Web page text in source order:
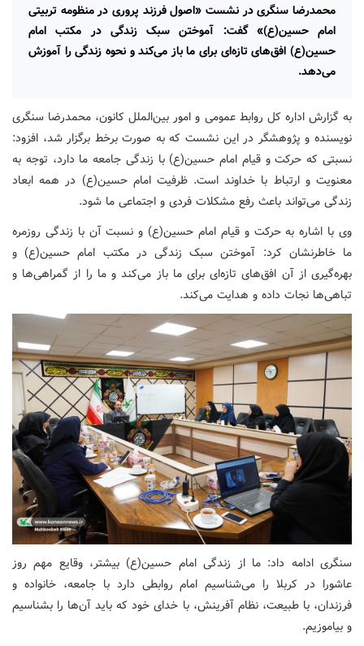
محمدرضا سنگری در نشست «اصول فرزند پروری در منظومه تربیتی
امام حسین(ع)» گفت: آموختن سبک زندگی در مکتب امام
حسین(ع) افق‌های تازه‌ای برای ما باز می‌کند و نحوه زندگی را آموزش
می‌دهد.
به گزارش اداره کل روابط عمومی و امور بین‌الملل کانون، محمدرضا سنگری
نویسنده و پژوهشگر در این نشست که به صورت برخط برگزار شد، افزود:
نسبتی که حرکت و قیام امام حسین(ع) با زندگی جامعه ما دارد، توجه به
معنویت و ارتباط با خداوند است. ظرفیت امام حسین(ع) در همه ابعاد
زندگی می‌تواند باعث رفع مشکلات فردی و اجتماعی ما شود.
وی با اشاره به حرکت و قیام امام حسین(ع) و نسبت آن با زندگی روزمره
ما خاطرنشان کرد: آموختن سبک زندگی در مکتب امام حسین(ع) و
بهره‌گیری از آن افق‌های تازه‌ای برای ما باز می‌کند و ما را از گمراهی‌ها و
تباهی‌ها نجات داده و هدایت می‌کند.
سنگری ادامه داد: ما از زندگی امام حسین(ع) بیشتر، وقایع مهم روز
عاشورا در کربلا را می‌شناسیم امام روابطی دارد با جامعه، خانواده و
فرزندان، با طبیعت، نظام آفرینش، با خدای خود که باید آن‌ها را بشناسیم
و بیاموزیم.